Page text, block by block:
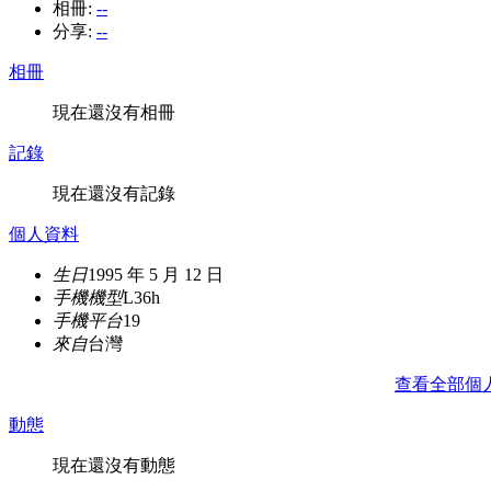
相冊: --
分享: --
相冊
現在還沒有相冊
記錄
現在還沒有記錄
個人資料
生日1995 年 5 月 12 日
手機機型L36h
手機平台19
來自台灣
查看全部個
動態
現在還沒有動態